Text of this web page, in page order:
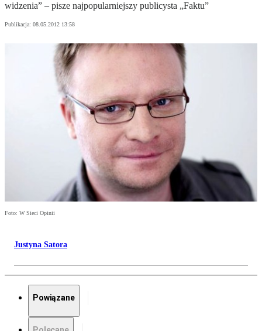
widzenia” – pisze najpopularniejszy publicysta „Faktu”
Publikacja: 08.05.2012 13:58
Foto: W Sieci Opinii
Justyna Satora
Powiązane